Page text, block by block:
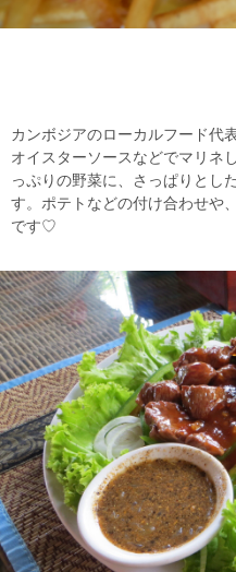
カンボジアのローカルフード代
オイスターソースなどでマリネ
っぷりの野菜に、さっぱりとし
す。ポテトなどの付け合わせや
です♡